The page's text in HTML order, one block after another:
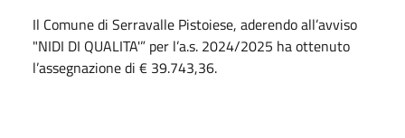
Il Comune di Serravalle Pistoiese, aderendo all’avviso
"NIDI DI QUALITA'” per l’a.s. 2024/2025 ha ottenuto
l’assegnazione di € 39.743,36.